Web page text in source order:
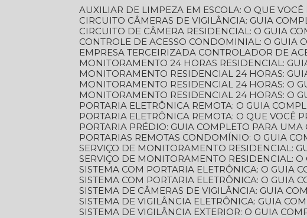
AUXILIAR DE LIMPEZA EM ESCOLA: O QUE VOCÊ
CIRCUITO CÂMERAS DE VIGILÂNCIA: GUIA
CIRCUITO DE CÂMERA RESIDENCIAL: O GUIA
CONTROLE DE ACESSO CONDOMINIAL: O GUIA
EMPRESA TERCEIRIZADA CONTROLADOR DE
MONITORAMENTO 24 HORAS RESIDENCIAL:
MONITORAMENTO RESIDENCIAL 24 HORAS:
MONITORAMENTO RESIDENCIAL 24 HORAS: O
MONITORAMENTO RESIDENCIAL 24 HORAS: O
PORTARIA ELETRÔNICA REMOTA: O GUIA
PORTARIA ELETRÔNICA REMOTA: O QUE VOCÊ
PORTARIA PRÉDIO: GUIA COMPLETO PARA UMA
PORTARIAS REMOTAS CONDOMÍNIO: O GUIA
SERVIÇO DE MONITORAMENTO RESIDENCIAL:
SERVIÇO DE MONITORAMENTO RESIDENCIAL:
SISTEMA COM PORTARIA ELETRÔNICA: O GUIA
SISTEMA COM PORTARIA ELETRÔNICA: O GUIA
SISTEMA DE CÂMERAS DE VIGILÂNCIA: GUIA
SISTEMA DE VIGILÂNCIA ELETRÔNICA: GUIA
SISTEMA DE VIGILÂNCIA EXTERIOR: O GUIA